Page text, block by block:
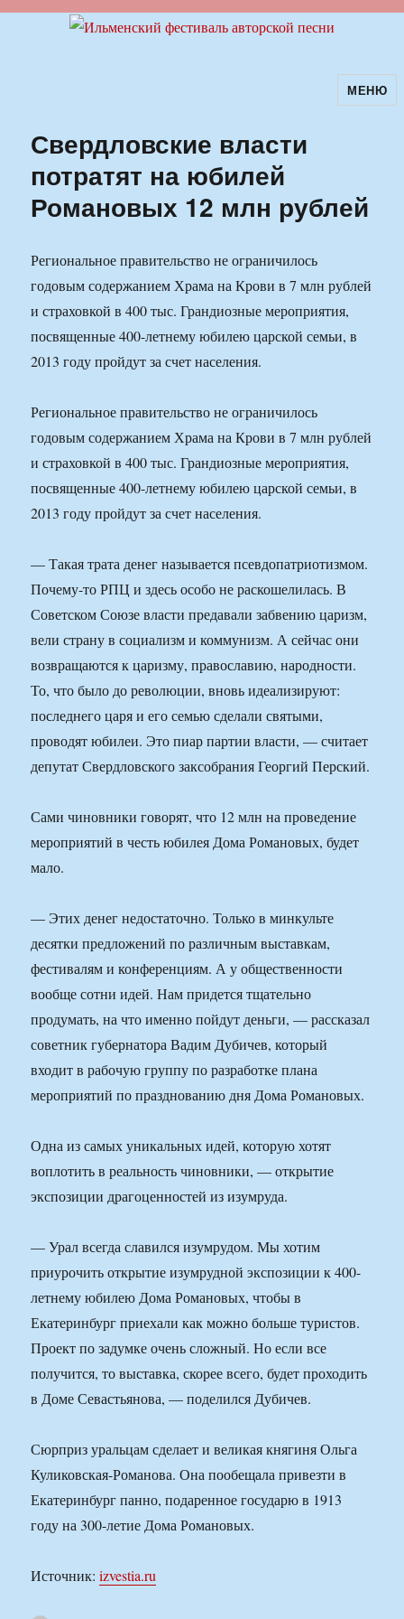
Ильменский фестиваль авторскойМЕНЮ
Свердловские власти
потратят на юбилей
Романовых 12 млн рублей
Региональное правительство не ограничилось
годовым содержанием Храма на Крови в 7 млн рублей
и страховкой в 400 тыс. Грандиозные мероприятия,
посвященные 400-летнему юбилею царской семьи, в
2013 году пройдут за счет населения.
Региональное правительство не ограничилось
годовым содержанием Храма на Крови в 7 млн рублей
и страховкой в 400 тыс. Грандиозные мероприятия,
посвященные 400-летнему юбилею царской семьи, в
2013 году пройдут за счет населения.
— Такая трата денег называется псевдопатриотизмом.
Почему-то РПЦ и здесь особо не раскошелилась. В
Советском Союзе власти предавали забвению царизм,
вели страну в социализм и коммунизм. А сейчас они
возвращаются к царизму, православию, народности.
То, что было до революции, вновь идеализируют:
последнего царя и его семью сделали святыми,
проводят юбилеи. Это пиар партии власти, — считает
депутат Свердловского заксобрания Георгий Перский.
Сами чиновники говорят, что 12 млн на проведение
мероприятий в честь юбилея Дома Романовых, будет
мало.
— Этих денег недостаточно. Только в минкульте
десятки предложений по различным выставкам,
фестивалям и конференциям. А у общественности
вообще сотни идей. Нам придется тщательно
продумать, на что именно пойдут деньги, — рассказал
советник губернатора Вадим Дубичев, который
входит в рабочую группу по разработке плана
мероприятий по празднованию дня Дома Романовых.
Одна из самых уникальных идей, которую хотят
воплотить в реальность чиновники, — открытие
экспозиции драгоценностей из изумруда.
— Урал всегда славился изумрудом. Мы хотим
приурочить открытие изумрудной экспозиции к 400-
летнему юбилею Дома Романовых, чтобы в
Екатеринбург приехали как можно больше туристов.
Проект по задумке очень сложный. Но если все
получится, то выставка, скорее всего, будет проходить
в Доме Севастьянова, — поделился Дубичев.
Сюрприз уральцам сделает и великая княгиня Ольга
Куликовская-Романова. Она пообещала привезти в
Екатеринбург панно, подаренное государю в 1913
году на 300-летие Дома Романовых.
Источник:izvestia.ru